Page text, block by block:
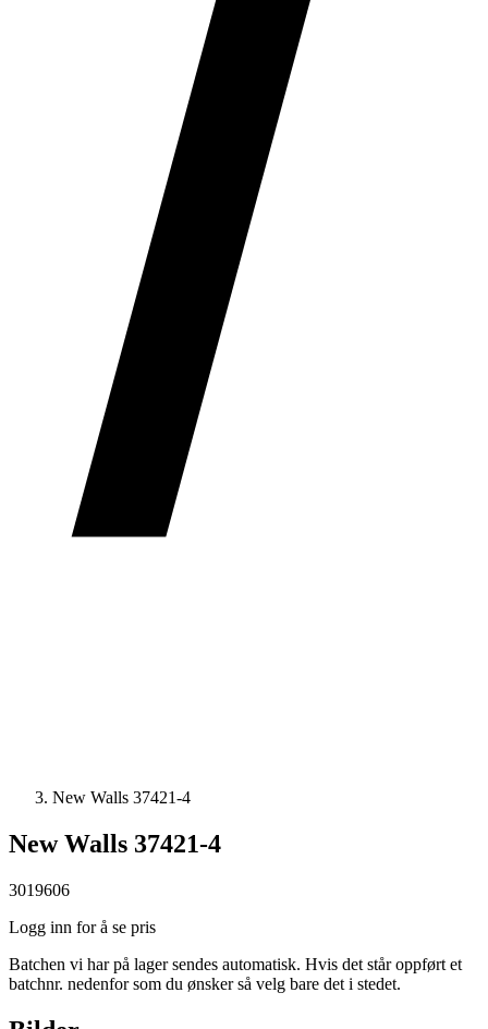
New Walls 37421-4
New Walls 37421-4
3019606
Logg inn for å se pris
Batchen vi har på lager sendes automatisk. Hvis det står oppført et
batchnr. nedenfor som du ønsker så velg bare det i stedet.